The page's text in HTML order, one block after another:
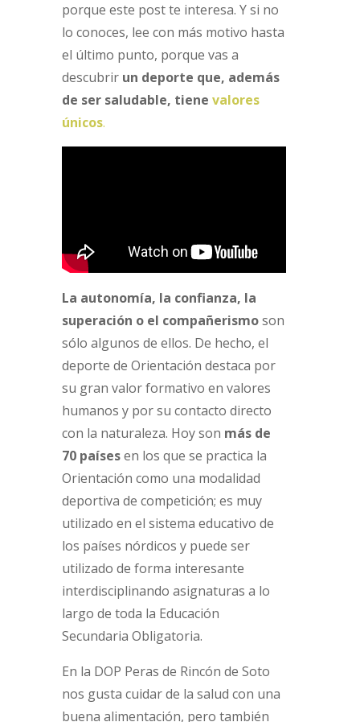
porque este post te interesa. Y si no
lo conoces, lee con más motivo hasta
el último punto, porque vas a
descubrir un deporte que, además
de ser saludable, tienevalores
únicos.
La autonomía, la confianza, la
superación o el compañerismoson
sólo algunos de ellos. De hecho, el
deporte de Orientación destaca por
su gran valor formativo en valores
humanos y por su contacto directo
con la naturaleza. Hoy son más de
70 paísesen los que se practica la
Orientación como una modalidad
deportiva de competición; es muy
utilizado en el sistema educativo de
los países nórdicos y puede ser
utilizado de forma interesante
interdisciplinando asignaturas a lo
largo de toda la Educación
Secundaria Obligatoria.
En la DOP Peras de Rincón de Soto
nos gusta cuidar de la salud con una
buena alimentación, pero también